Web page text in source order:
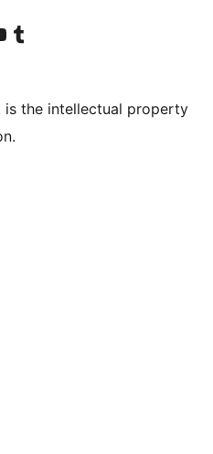
besuchen
WordPress.org besuchen
Kanal von WordPress.org besuchen
Das Tumblr-Konto von WordPress.org besuchen
is the intellectual property